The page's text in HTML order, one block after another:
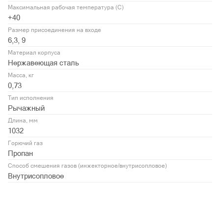
Максимальная рабочая температура (С)
+40
Размер присоединения на входе
6,3, 9
Материал корпуса
Нержавеющая сталь
Масса, кг
0,73
Тип исполнения
Рычажный
Длина, мм
1032
Горючий газ
Пропан
Способ смешения газов (инжекторное/внутрисопловое)
Внутрисопловое